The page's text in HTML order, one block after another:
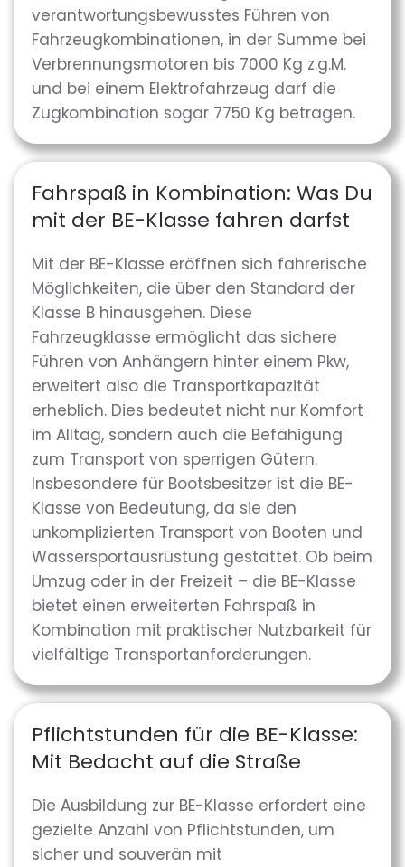
verantwortungsbewusstes Führen von
Fahrzeugkombinationen, in der Summe bei
Verbrennungsmotoren bis 7000 Kg z.g.M.
und bei einem Elektrofahrzeug darf die
Zugkombination sogar 7750 Kg betragen.
Fahrspaß in Kombination: Was Du
mit der BE-Klasse fahren darfst
Mit der BE-Klasse eröffnen sich fahrerische
Möglichkeiten, die über den Standard der
Klasse B hinausgehen. Diese
Fahrzeugklasse ermöglicht das sichere
Führen von Anhängern hinter einem Pkw,
erweitert also die Transportkapazität
erheblich. Dies bedeutet nicht nur Komfort
im Alltag, sondern auch die Befähigung
zum Transport von sperrigen Gütern.
Insbesondere für Bootsbesitzer ist die BE-
Klasse von Bedeutung, da sie den
unkomplizierten Transport von Booten und
Wassersportausrüstung gestattet. Ob beim
Umzug oder in der Freizeit – die BE-Klasse
bietet einen erweiterten Fahrspaß in
Kombination mit praktischer Nutzbarkeit für
vielfältige Transportanforderungen.
Pflichtstunden für die BE-Klasse:
Mit Bedacht auf die Straße
Die Ausbildung zur BE-Klasse erfordert eine
gezielte Anzahl von Pflichtstunden, um
sicher und souverän mit